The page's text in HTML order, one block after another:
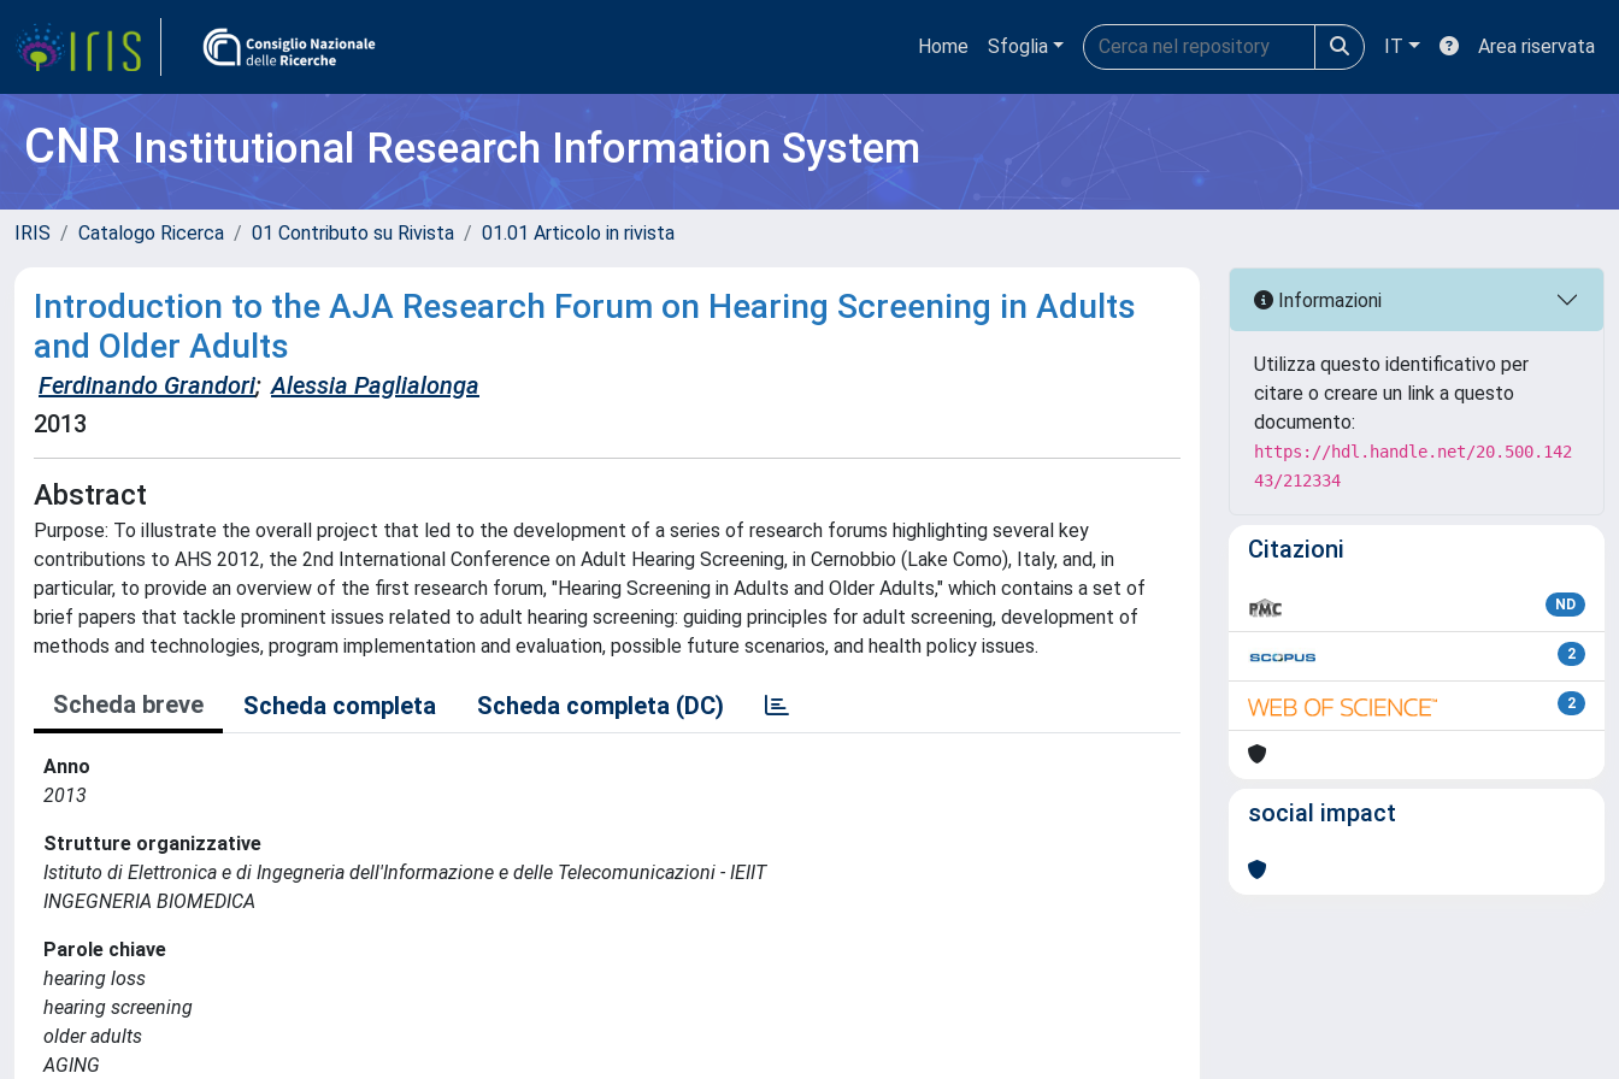
Home Sfoglia IT Area riservata
CNRInstitutional Research Information System
IRIS Catalogo Ricerca 01 Contributo su Rivista 01.01 Articolo in rivista
Introduction to the AJA Research Forum on Hearing Screening in Adults
and Older Adults
Ferdinando Grandori; Alessia Paglialonga
2013
Abstract
Purpose: To illustrate the overall project that led to the development of a series of research forums highlighting several key
contributions to AHS 2012, the 2nd International Conference on Adult Hearing Screening, in Cernobbio (Lake Como), Italy, and, in
particular, to provide an overview of the first research forum, "Hearing Screening in Adults and Older Adults," which contains a set of
brief papers that tackle prominent issues related to adult hearing screening: guiding principles for adult screening, development of
methods and technologies, program implementation and evaluation, possible future scenarios, and health policy issues.
Scheda breve Scheda completa Scheda completa (DC)
Anno
2013
Strutture organizzative
Istituto di Elettronica e di Ingegneria dell'Informazione e delle Telecomunicazioni - IEIIT
INGEGNERIA BIOMEDICA
Parole chiave
hearing loss
hearing screening
older adults
AGING
Informazioni
Utilizza questo identificativo per
citare o creare un link a questo
documento:
https://hdl.handle.net/20.500.142
43/212334
Citazioni
ND
2
2
social impact